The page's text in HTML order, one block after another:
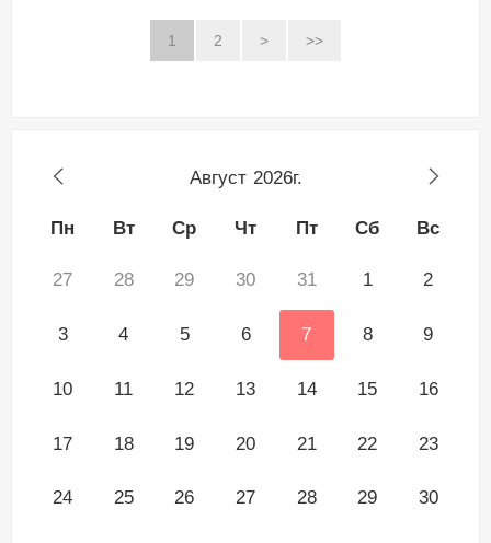
1 2 > >>
Август 2026г.
Пн Вт Ср Чт Пт Сб Вс
27 28 29 30 31 1 2
3 4 5 6 7 8 9
10 11 12 13 14 15 16
17 18 19 20 21 22 23
24 25 26 27 28 29 30